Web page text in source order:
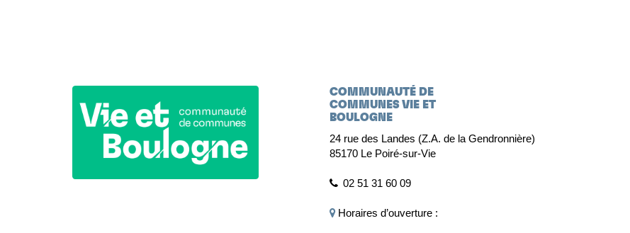
COMMUNAUTÉ DE
COMMUNES VIE ET
BOULOGNE
24 rue des Landes (Z.A. de la Gendronnière)
85170 Le Poiré-sur-Vie
02 51 31 60 09
Horaires d’ouverture :